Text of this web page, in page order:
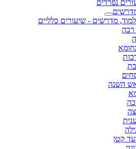
נפרדים
מדרשים - שיעורים כלליים
רבה
השנה
קטן